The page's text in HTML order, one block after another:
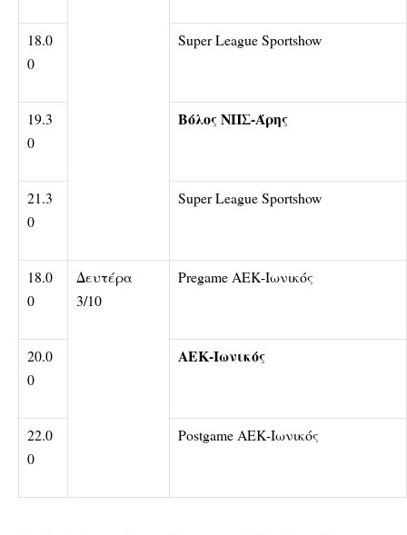
18.0
0
Super League Sportshow
19.3
0
Βόλος ΝΠΣ-Άρης
21.3
0
Super League Sportshow
18.0
0
Δευτέρα
3/10
Pregame ΑΕΚ-Ιωνικός
20.0
0
ΑΕΚ-Ιωνικός
22.0
0
Postgame ΑΕΚ-Ιωνικός